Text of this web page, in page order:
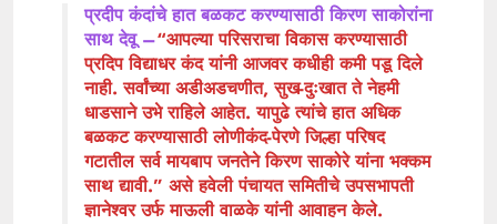
प्रदीप कंदांचे हात बळकट करण्यासाठी किरण साकोरांना
साथ देवू –“आपल्या परिसराचा विकास करण्यासाठी
प्रदिप विद्याधर कंद यांनी आजवर कधीही कमी पडू दिले
नाही. सर्वांच्या अडीअडचणीत, सुख-दुःखात ते नेहमी
धाडसाने उभे राहिले आहेत. यापुढे त्यांचे हात अधिक
बळकट करण्यासाठी लोणीकंद-पेरणे जिल्हा परिषद
गटातील सर्व मायबाप जनतेने किरण साकोरे यांना भक्कम
साथ द्यावी.” असे हवेली पंचायत समितीचे उपसभापती
ज्ञानेश्वर उर्फ माऊली वाळके यांनी आवाहन केले.